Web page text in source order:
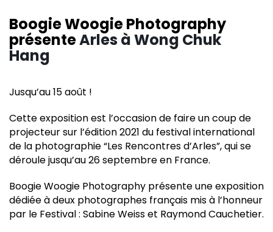
Boogie Woogie Photography
présenteArles à Wong Chuk
Hang
Jusqu’au 15 août !
Cette exposition est l’occasion de faire un coup de
projecteur sur l’édition 2021 du festival international
de la photographie “Les Rencontres d’Arles”, qui se
déroule jusqu’au 26 septembre en France.
Boogie Woogie Photography présente une exposition
dédiée à deux photographes français mis à l’honneur
par le Festival : Sabine Weiss et Raymond Cauchetier.